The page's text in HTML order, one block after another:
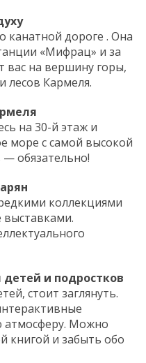
канатной дороге . Она
«Мифрац» и за
вас на вершину горы,
лесов Кармеля.
на 30-й этаж и
море с самой высокой
обязательно!
коллекциями
выставками.
и подростков
стоит заглянуть.
атмосферу. Можно
книгой и забыть обо